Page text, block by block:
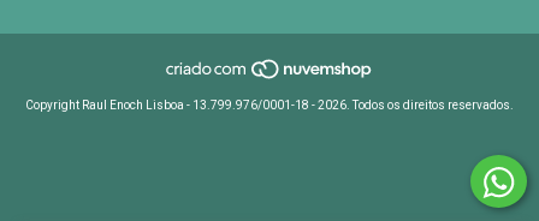
Copyright Raul Enoch Lisboa - 13.799.976/0001-18 - 2026. Todos os direitos reservados.